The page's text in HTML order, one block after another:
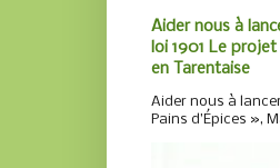
Aider nous à
loi 1901 Le
en Tarentaise
Aider nous à
Pains d’Épices »,